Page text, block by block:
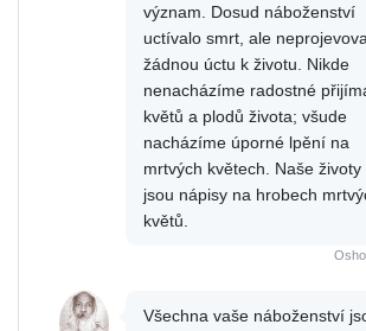
význam. Dosud náboženství
uctívalo smrt, ale
žádnou úctu k životu. Nikde
nenacházíme radostné
květů a plodů života; všude
nacházíme úporné lpění na
mrtvých květech. Naše životy
jsou nápisy na hrobech
květů.
Osho
Všechna vaše náboženství